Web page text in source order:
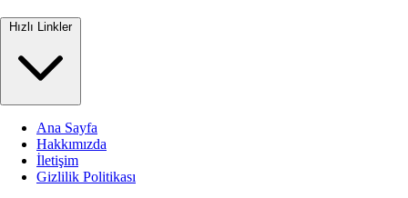
Hızlı Linkler
Ana Sayfa
Hakkımızda
İletişim
Gizlilik Politikası